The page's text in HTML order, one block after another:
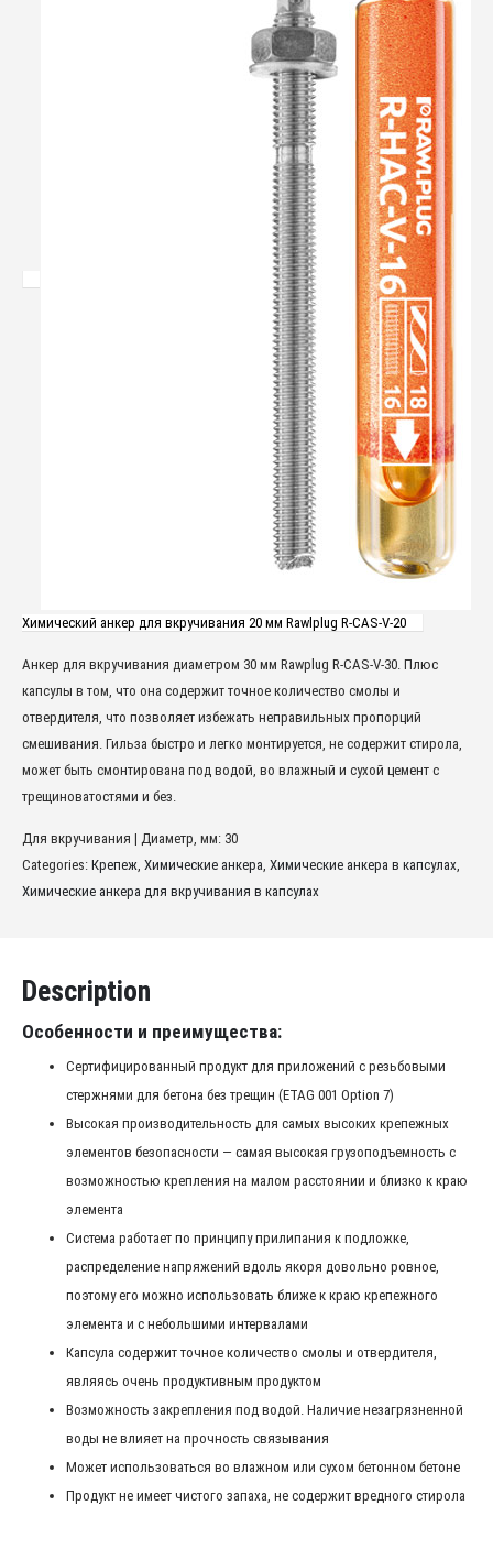
Химический анкер для вкручивания 20 мм Rawlplug R-CAS-V-20
Анкер для вкручивания диаметром 30 мм Rawplug R-CAS-V-30. Плюс
капсулы в том, что она содержит точное количество смолы и
отвердителя, что позволяет избежать неправильных пропорций
смешивания. Гильза быстро и легко монтируется, не содержит стирола,
может быть смонтирована под водой, во влажный и сухой цемент с
трещиноватостями и без.
Для вкручивания | Диаметр, мм: 30
Categories: Крепеж, Химические анкера, Химические анкера в капсулах,
Химические анкера для вкручивания в капсулах
Description
Особенности и преимущества:
Сертифицированный продукт для приложений с резьбовыми
стержнями для бетона без трещин (ETAG 001 Option 7)
Высокая производительность для самых высоких крепежных
элементов безопасности — самая высокая грузоподъемность с
возможностью крепления на малом расстоянии и близко к краю
элемента
Система работает по принципу прилипания к подложке,
распределение напряжений вдоль якоря довольно ровное,
поэтому его можно использовать ближе к краю крепежного
элемента и с небольшими интервалами
Капсула содержит точное количество смолы и отвердителя,
являясь очень продуктивным продуктом
Возможность закрепления под водой. Наличие незагрязненной
воды не влияет на прочность связывания
Может использоваться во влажном или сухом бетонном бетоне
Продукт не имеет чистого запаха, не содержит вредного стирола